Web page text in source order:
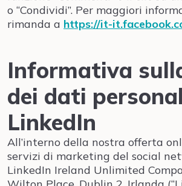
o “Condividi”. Per maggiori
rimanda a https://it-
Informativa
dei dati
LinkedIn
All’interno della nostra offerta
servizi di marketing del social
LinkedIn Ireland Unlimited